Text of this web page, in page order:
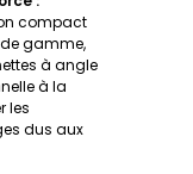
compact
gamme,
à angle
à la
les
dus aux